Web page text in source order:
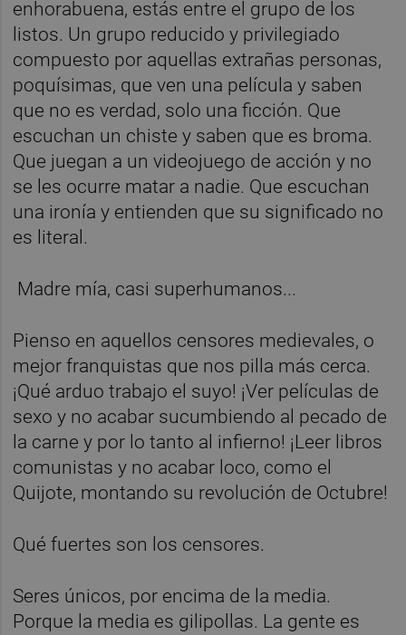
enhorabuena, estás entre el grupo de los
listos. Un grupo reducido y privilegiado
compuesto por aquellas extrañas personas,
poquísimas, que ven una película y saben
que no es verdad, solo una ficción. Que
escuchan un chiste y saben que es broma.
Que juegan a un videojuego de acción y no
se les ocurre matar a nadie. Que escuchan
una ironía y entienden que su significado no
es literal.
Madre mía, casi superhumanos...
Pienso en aquellos censores medievales, o
mejor franquistas que nos pilla más cerca.
¡Qué arduo trabajo el suyo! ¡Ver películas de
sexo y no acabar sucumbiendo al pecado de
la carne y por lo tanto al infierno! ¡Leer libros
comunistas y no acabar loco, como el
Quijote, montando su revolución de Octubre!
Qué fuertes son los censores.
Seres únicos, por encima de la media.
Porque la media es gilipollas. La gente es